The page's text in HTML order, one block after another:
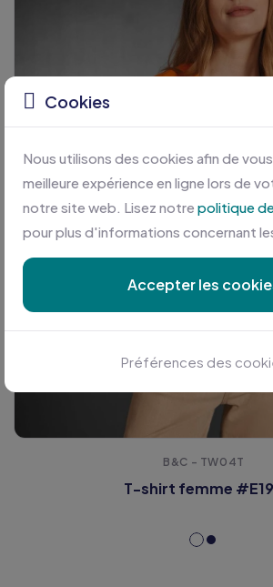
B&C - TW04T
T-shirt femme
Cookies
Nous utilisons des cookies afin de
meilleure expérience en ligne lors de
notre site web. Lisez notre politique
pour plus d'informations concernant
Accepter les
Préférences des